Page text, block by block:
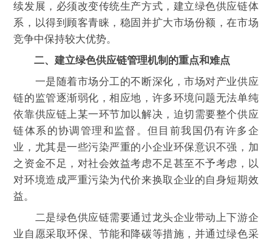
续发展，必须改变传统生产方式，建立绿色供应链体
系，以得到顾客青睐，稳固并扩大市场份额，在市场
竞争中保持较大优势。
二、建立绿色供应链管理机制的重点和难点
一是随着市场分工的不断深化，市场对产业供应
链的监管逐渐弱化，相应地，许多环境问题无法单纯
依靠供应链上某一环节加以解决，迫切需要整个供应
链体系的协调管理和监督。但目前我国仍有许多企
业，尤其是一些污染严重的小企业环保意识不强，加
之资金不足，对社会效益考虑不足甚至不予考虑，以
对环境造成严重污染为代价来换取企业的自身短期效
益。
二是绿色供应链需要通过龙头企业带动上下游企
业自愿采取环保、节能和降碳等措施，并通过绿色采